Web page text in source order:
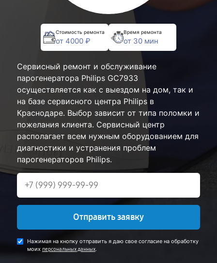
Стоимость ремонта
от 4000 ₽
Время ремонта
от 30 мин
Сервисный ремонт и обслуживание
парогенератора Philips GC7933
осуществляется как с выездом на дом, так и
на базе сервисного центра Philips в
Краснодаре. Выбор зависит от типа поломки и
пожелания клиента. Сервисный центр
располагает всем нужным оборудованием для
диагностики и устранения проблем
парогенераторов Philips.
Отправить заявку
Нажимая на кнопку отправить я даю свое согласие на обработку
моих персональных данных.